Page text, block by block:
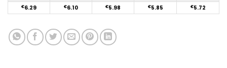
€6.29 €6.10 €5.98 €5.85 €5.72